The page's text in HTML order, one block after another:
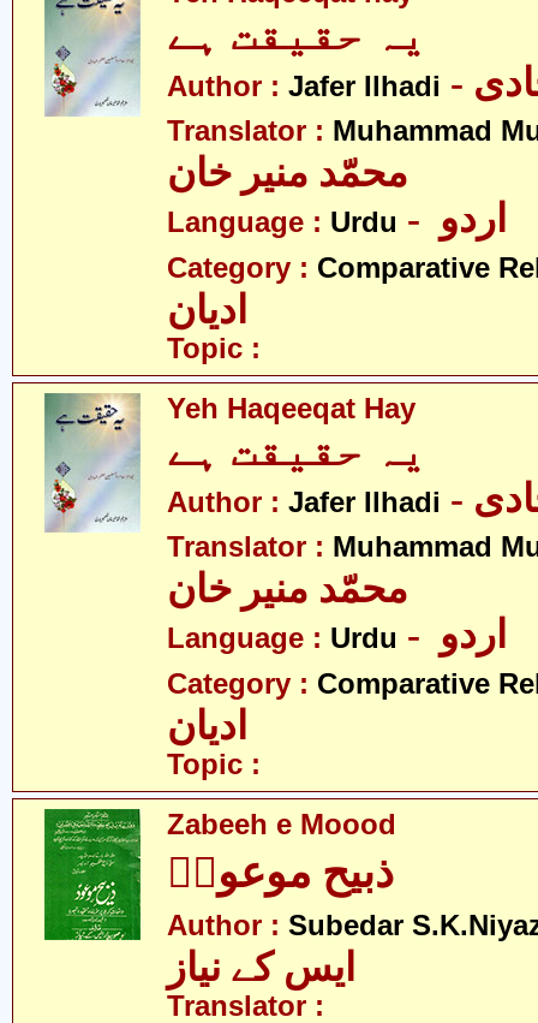
Author : Jafer Ilhadi
Translator : Muhammad
محمّد منیر خان
Language : Urdu
Category : Comparative
ادیان
Topic :
Yeh Haqeeqat Hay
Author : Jafer Ilhadi
Translator : Muhammad
محمّد منیر خان
Language : Urdu
Category : Comparative
ادیان
Topic :
Zabeeh e Moood
ذبیح موعودؑ
Author : Subedar
ایس کے نیاز
Translator :